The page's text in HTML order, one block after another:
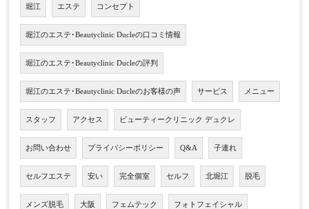
堀江 エステ コンセプト
堀江のエステ･Beautyclinic Ducleの口コミ情報
堀江のエステ･Beautyclinic Ducleの評判
堀江のエステ･Beautyclinic Ducleのお客様の声 サービス メニュー
スタッフ アクセス ビューティークリニック デュクレ
お問い合わせ プライバシーポリシー Q&A 子連れ
セルフエステ 安い 完全個室 セルフ 北堀江 脱毛
メンズ脱毛 大阪 フェムテック フォトフェイシャル